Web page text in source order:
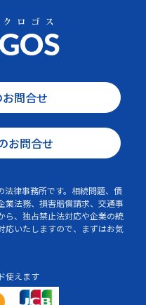
問合せ
お問合せ
法律事務所です。相続問題、債
業法務、損害賠償請求、交通事
ら、独占禁止法対応や企業の統
応いたしますので、まずはお気
使えます